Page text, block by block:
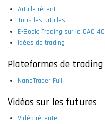
Article récent
Tous les articles
E-Book: Trading sur le CAC 40
Idées de trading
Plateformes de trading
NanoTrader Full
Vidéos sur les futures
Vidéo récente